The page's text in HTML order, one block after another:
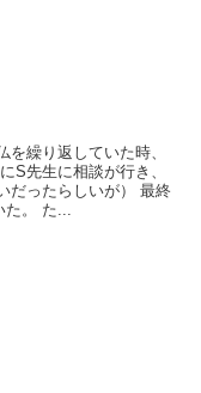
繰り返していた時、
S先生に相談が行き、
だったらしいが） 最終
。 た...